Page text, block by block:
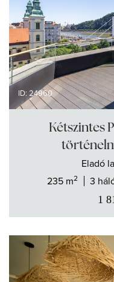
ID: 24960
Kétszintes
Eladó
235 m2 3
1